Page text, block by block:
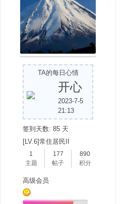
TA的每日心情
开心
2023-7-5
21:13
签到天数: 85 天
[LV.6]常住居民II
1
主题
177
帖子
890
积分
高级会员